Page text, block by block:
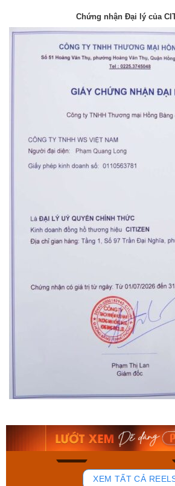
Chứng nhận Đại lý của
135
Orient Nam RA-
Mua ngay
XEM TẤT CẢ